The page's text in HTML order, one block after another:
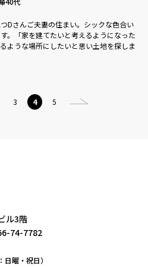
Dさんご夫妻の住まい。シックな色合い
。「家を建てたいと考えるようになった
ような場所にしたいと思い土地を探しま
3 4 5
ル3階
74-7782
曜・祝日）